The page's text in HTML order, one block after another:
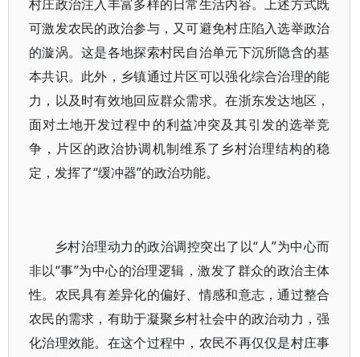
村庄政治注入丰富多样的日常生活内容。上述方式既
可激发农民的政治参与，又可避免村庄陷入选举政治
的漩涡。这是各地探索村民自治单元下沉所隐含的基
本共识。此外，乡镇通过片区可以强化综合治理的能
力，以及时有效地回应群众需求。在浙东发达地区，
面对土地开发过程中的利益冲突及其引发的选举竞
争，片区的政治协调机制维系了乡村治理结构的稳
定，发挥了“缓冲器”的政治功能。
乡村治理动力的政治调控突出了以“人”为中心而
非以“事”为中心的治理逻辑，激发了群众的政治主体
性。农民具有差异化的偏好、情感和意志，通过整合
农民的需求，有助于凝聚乡村社会中的政治动力，强
化治理效能。在这个过程中，农民不再仅仅是村庄事